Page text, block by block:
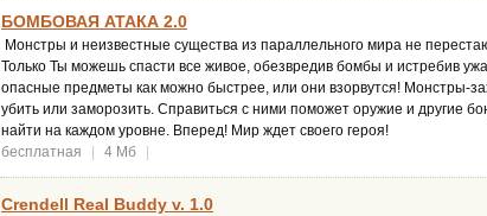
БОМБОВАЯ АТАКА 2.0
Монстры и неизвестные существа из параллельного мира не
Только Ты можешь спасти все живое, обезвредив бомбы и истребив
опасные предметы как можно быстрее, или они взорвутся! Монстры-
убить или заморозить. Справиться с ними поможет оружие и другие
найти на каждом уровне. Вперед! Мир ждет своего героя!
бесплатная
4 Мб
Crendell Real Buddy v. 1.0